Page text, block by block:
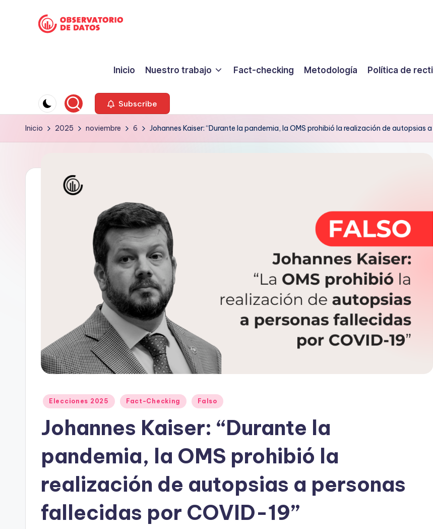
o
d
m
facts
are
sacred"
-
Preswitch
Inicio Nuestro trabajo Fact-checking Metodología Política de
Subscribe
Inicio 2025 noviembre 6 Johannes Kaiser: “Durante la pandemia, la OMS prohibió la realización de autopsias
Publicado
Elecciones 2025 Fact-Checking Falso
Johannes Kaiser: “Durante la
pandemia, la OMS prohibió la
realización de autopsias a personas
fallecidas por COVID-19”